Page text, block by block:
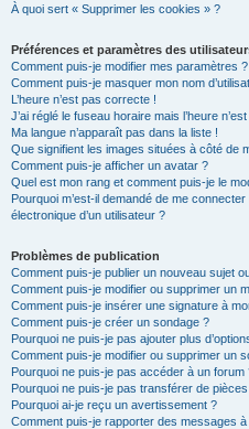
À quoi sert « Supprimer les cookies » ?
Préférences et paramètres des
Comment puis-je modifier mes paramètres ?
Comment puis-je masquer mon nom
L’heure n’est pas correcte !
J’ai réglé le fuseau horaire mais l’heure
Ma langue n’apparaît pas dans la liste !
Que signifient les images situées à côté de
Comment puis-je afficher un avatar ?
Quel est mon rang et comment puis-je le
Pourquoi m’est-il demandé de me
électronique d’un utilisateur ?
Problèmes de publication
Comment puis-je publier un nouveau sujet
Comment puis-je modifier ou supprimer un
Comment puis-je insérer une signature à
Comment puis-je créer un sondage ?
Pourquoi ne puis-je pas ajouter plus
Comment puis-je modifier ou supprimer un
Pourquoi ne puis-je pas accéder à un forum
Pourquoi ne puis-je pas transférer de
Pourquoi ai-je reçu un avertissement ?
Comment puis-je rapporter des messages